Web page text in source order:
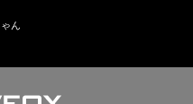
ん